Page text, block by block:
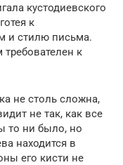
кустодиевского
к
и стилю письма.
к
не столь сложна,
не так, как все
то ни было, но
находится в
его кисти не